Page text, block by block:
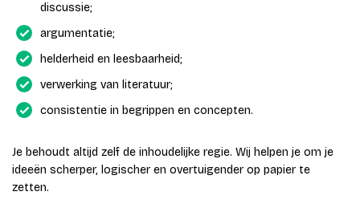
discussie;
argumentatie;
helderheid en leesbaarheid;
verwerking van literatuur;
consistentie in begrippen en concepten.
Je behoudt altijd zelf de inhoudelijke regie. Wij helpen je om je
ideeën scherper, logischer en overtuigender op papier te
zetten.